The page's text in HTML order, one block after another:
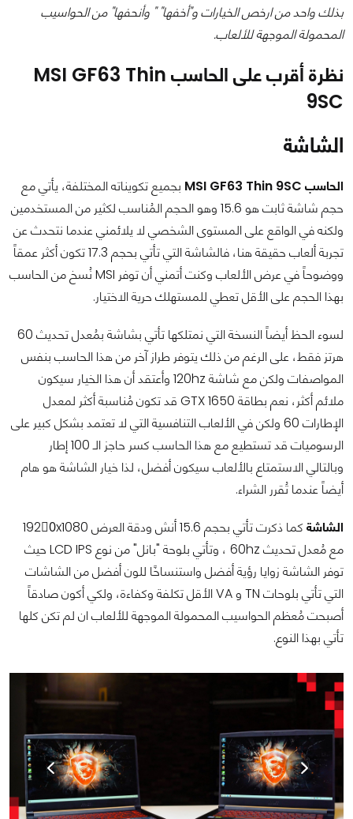
بذلك واحد من ارخص الخيارات و"أخفها" " وأنحفها" من الحواسيب
المحمولة الموجهة للألعاب.
نظرة أقرب على الحاسب MSI GF63 Thin
9SC
الشاشة
الحاسب MSI GF63 Thin 9SC
بجميع تكويناته المختلفة، يأتي مع
حجم شاشة ثابت هو 15.6 وهو الحجم المُناسب لكثير من المستخدمين
ولكنه في الواقع على المستوى الشخصي لا يلائمني عندما نتحدث عن
تجربة ألعاب حقيقة هنا، فالشاشة التي تأتي بحجم 17.3 تكون أكثر عمقاً
ووضوحاً في عرض الألعاب وكنت أتمني أن توفر MSI نُسخ من الحاسب
بهذا الحجم على الأقل تعطي للمستهلك حرية الاختيار.
لسوء الحظ أيضاً النسخة التي نمتلكها تأتي بشاشة بمُعدل تحديث 60
هرتز فقط، على الرغم من ذلك يتوفر طراز آخر من هذا الحاسب بنفس
المواصفات ولكن مع شاشة 120hz وأعتقد أن هذا الخيار سيكون
ملائم أكثر، نعم بطاقة GTX 1650 قد تكون مُناسبة أكثر لمعدل
الإطارات 60 ولكن في الألعاب التنافسية التي لا تعتمد بشكل كبير على
الرسوميات قد تستطيع مع هذا الحاسب كسر حاجز الـ 100 إطار
وبالتالي الاستمتاع بالألعاب سيكون أفضل، لذا خيار الشاشة هو هام
أيضاً عندما تُقرر الشراء.
الشاشة
كما ذكرت تأتي بحجم 15.6 أنش ودقة العرض 1920ْx1080
مع مُعدل تحديث 60hz ، وتأتي بلوحة "بانل" من نوع LCD IPS حيث
توفر الشاشة زوايا رؤية أفضل واستنساخًا للون أفضل من الشاشات
التي تأتي بلوحات TN و VA الأقل تكلفة وكفاءة، ولكي أكون صادقاً
أصبحت مُعظم الحواسيب المحمولة الموجهة للألعاب ان لم تكن كلها
تأتي بهذا النوع.